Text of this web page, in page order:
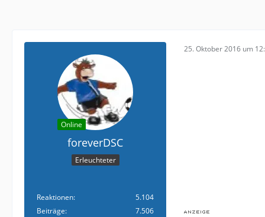
Online
foreverDSC
Erleuchteter
Reaktionen
5.104
Beiträge
7.506
25. Oktober 2016 um